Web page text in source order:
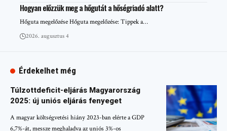
Hogyan előzzük meg a hőgutát a hőségriadó alatt?
Hőguta megelőzése Hőguta megelőzése: Tippek a…
2026. augusztus 4
Érdekelhet még
Túlzottdeficit-eljárás Magyarország
2025: új uniós eljárás fenyeget
A magyar költségvetési hiány 2023-ban elérte a GDP
6,7%-át, messze meghaladva az uniós 3%-os